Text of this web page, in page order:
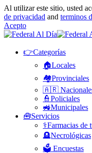
Al utilizar este sitio, usted
de privacidad and terminos
Acepto
👉Categorías
🏠Locales
🏘️Provinciales
🇦🇷
👮Policiales
🚜Municipales
🧰Servicios
⚕️Farmacias de
🪦Necrológicas
🗳️ Encuestas